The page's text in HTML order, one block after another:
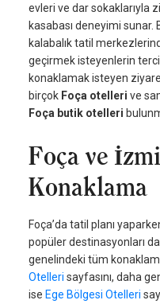
evleri ve dar sokaklarıyla
kasabası deneyimi sunar.
kalabalık tatil
geçirmek isteyenlerin
konaklamak isteyen
birçok Foça otelleri ve
Foça butik otelleri
Foça ve
Konaklama
Foça’da tatil planı
popüler destinasyonları
genelindeki tüm
Otelleri sayfasını, daha
ise Ege Bölgesi Otelleri